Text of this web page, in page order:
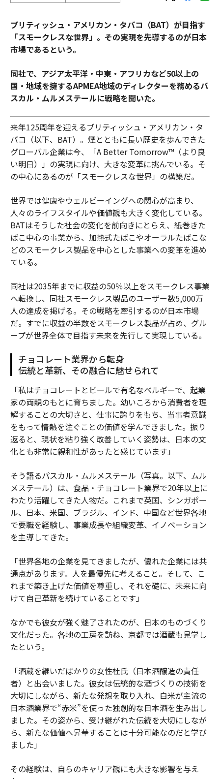
ブリティッシュ・アメリカン・タバコ（BAT）が目指す
「スモークレスな世界」。その実現を先導するのが日本
市場であるという。
同社で、アジア太平洋・中東・アフリカなど50以上の
国・地域を擁するAPMEA地域のディレクターを務めるパ
スカル・ムルメステールに戦略を聞いた。
来年125周年を迎えるブリティッシュ・アメリカン・タ
バコ（以下、BAT）。煙とともに長い歴史を歩んできた
グローバル企業は今、「A Better Tomorrow™（より良
い明日）」の実現に向け、大きな変革に挑んでいる。そ
の中心にあるのが「スモークレスな世界」の構築だ。
世界では健康やウェルビーイングへの関心が高まり、
人々のライフスタイルや価値観も大きく変化している。
BATはそうした社会の変化を前向きにとらえ、紙巻きた
ばこ中心の事業から、加熱式たばこやオーラルたばこな
どのスモークレス製品を中心とした事業への変革を進め
ている。
同社は2035年までに収益の50％以上をスモークレス事業
へ転換し、同社スモークレス製品のユーザー数5,000万
人の達成を掲げる。その戦略を牽引するのが日本市場
だ。すでに収益の半数をスモークレス製品が占め、グル
ープが世界全体で目指す未来を先行して実現している。
チョコレート業界から転身
伝統と革新、その融合に魅せられて
「私はチョコレートとビールで有名なベルギーで、起業
家の両親のもとに育ちました。幼いころから消費者を理
解することの大切さと、仕事に誇りをもち、当事者意識
をもって情熱を注ぐことの価値を学んできました。振り
返ると、現状を粘り強く改善していく姿勢は、日本の文
化とも非常に親和性があったと感じています」
そう語るパスカル・ムルメステール（写真。以下、ムル
メステール）は、食品・チョコレート業界で20年以上に
わたり活躍してきた人物だ。これまで英国、シンガポー
ル、日本、米国、ブラジル、インド、中国など世界各地
で要職を経験し、事業成長や組織変革、イノベーション
を主導してきた。
「世界各地の企業を見てきましたが、優れた企業には共
通点があります。人を最優先に考えること。そして、こ
れまで築き上げた価値を尊重し、それを礎に、未来に向
けて自己革新を続けていることです」
なかでも彼女が強く魅了されたのが、日本のものづくり
文化だった。各地の工房を訪ね、京都では酒蔵も見学し
たという。
「酒蔵を継いだばかりの女性杜氏（日本酒醸造の責任
者）と出会いました。彼女は伝統的な酒づくりの技術を
大切にしながら、新たな発想を取り入れ、白米が主流の
日本酒業界で“赤米”を使った独創的な日本酒を生み出し
ました。その姿から、受け継がれた伝統を大切にしなが
ら、新たな価値へ昇華することは十分可能なのだと学び
ました」
その経験は、自らのキャリア観にも大きな影響を与え